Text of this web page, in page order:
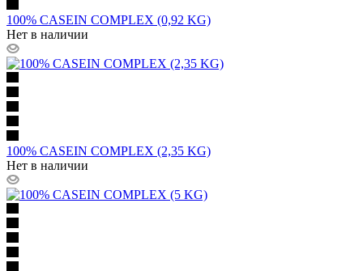
100% CASEIN COMPLEX (0,92 KG)
Нет в наличии
100% CASEIN COMPLEX (2,35 KG)
Нет в наличии